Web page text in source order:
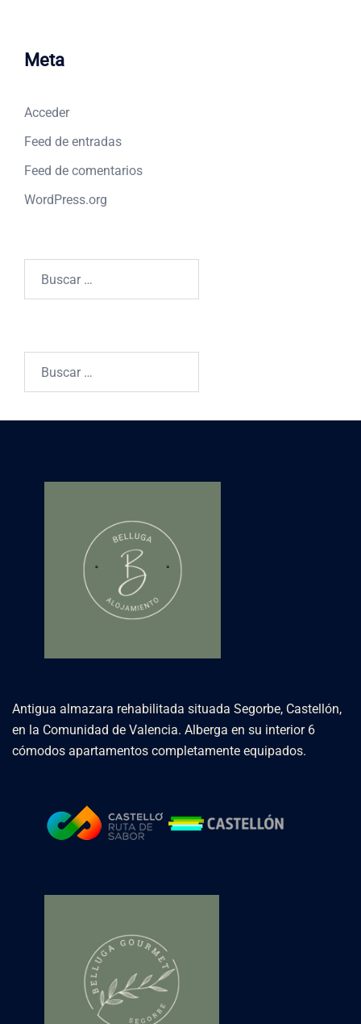
Meta
Acceder
Feed de entradas
Feed de comentarios
WordPress.org
Antigua almazara rehabilitada situada Segorbe, Castellón,
en la Comunidad de Valencia. Alberga en su interior 6
cómodos apartamentos completamente equipados.